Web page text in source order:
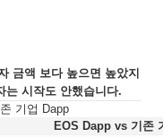
금액 보다 높으면 높았지
는 시작도 안했습니다.
기업 Dapp
EOS Dapp vs 기존